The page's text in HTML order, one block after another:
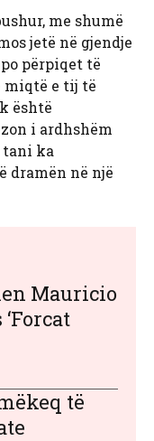
me shumë
jetë në gjendje
përpiqet të
e tij të
është
i ardhshëm
tani ka
dramën në një
Mauricio
të